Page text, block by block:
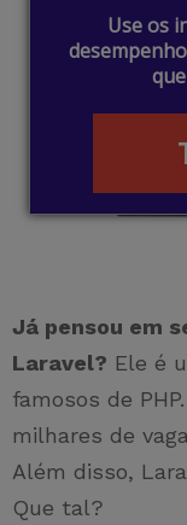
Use os
Já pensou em
Laravel? Ele é
famosos de
milhares de
Além disso,
Que tal?